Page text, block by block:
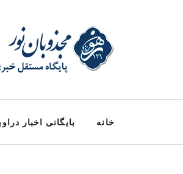
خانه بایگانی اخبار